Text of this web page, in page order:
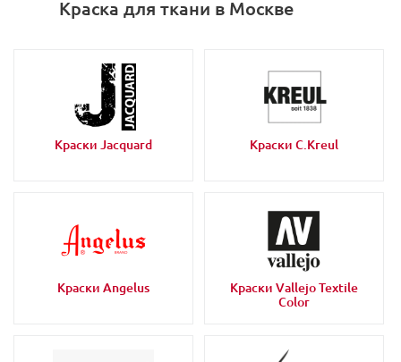
Краска для ткани в Москве
Краски Jacquard Краски C.Kreul
Краски Angelus
Краски Vallejo Textile
Color